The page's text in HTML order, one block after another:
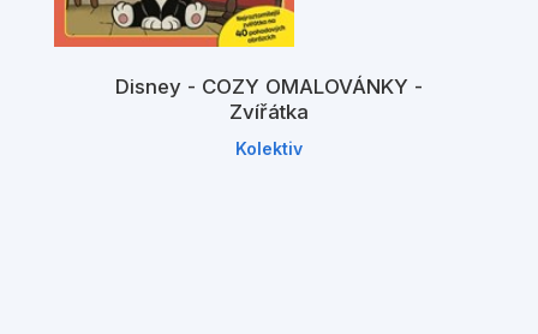
Disney - COZY OMALOVÁNKY -
Zvířátka
Kolektiv